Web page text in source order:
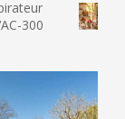
Nous
glace